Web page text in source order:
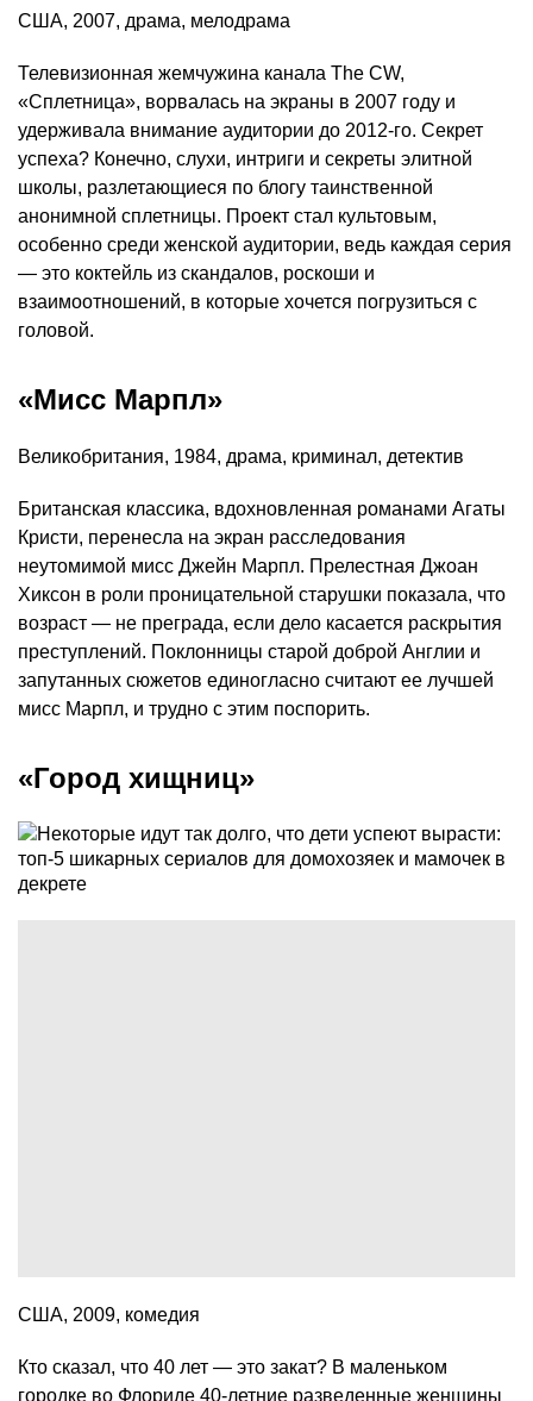
США, 2007, драма, мелодрама
Телевизионная жемчужина канала The CW,
«Сплетница», ворвалась на экраны в 2007 году и
удерживала внимание аудитории до 2012-го. Секрет
успеха? Конечно, слухи, интриги и секреты элитной
школы, разлетающиеся по блогу таинственной
анонимной сплетницы. Проект стал культовым,
особенно среди женской аудитории, ведь каждая серия
— это коктейль из скандалов, роскоши и
взаимоотношений, в которые хочется погрузиться с
головой.
«Мисс Марпл»
Великобритания, 1984, драма, криминал, детектив
Британская классика, вдохновленная романами Агаты
Кристи, перенесла на экран расследования
неутомимой мисс Джейн Марпл. Прелестная Джоан
Хиксон в роли проницательной старушки показала, что
возраст — не преграда, если дело касается раскрытия
преступлений. Поклонницы старой доброй Англии и
запутанных сюжетов единогласно считают ее лучшей
мисс Марпл, и трудно с этим поспорить.
«Город хищниц»
США, 2009, комедия
Кто сказал, что 40 лет — это закат? В маленьком
городке во Флориде 40-летние разведенные женщины